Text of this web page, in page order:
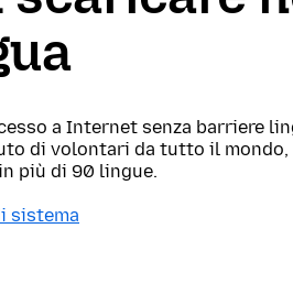
a Internet senza barriere
di volontari da tutto il mondo,
più di 90 lingue.
sistema